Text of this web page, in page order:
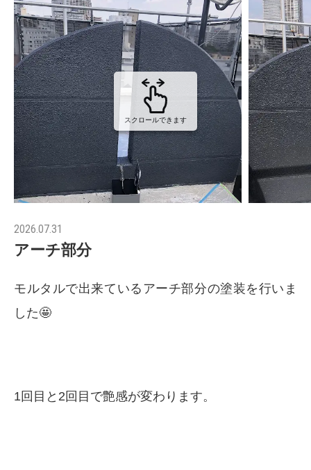
スクロールできます
2026.07.31
アーチ部分
モルタルで出来ているアーチ部分の塗装を行いま
した🤩
1回目と2回目で艶感が変わります。